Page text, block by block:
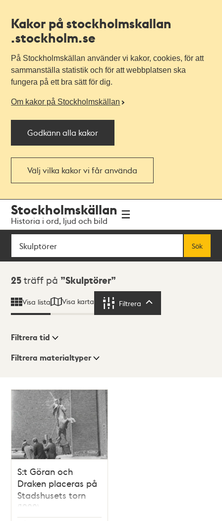
Kakor på stockholmskallan
.stockholm.se
På Stockholmskällan använder vi kakor, cookies, för att
sammanställa statistik och för att webbplatsen ska
fungera på ett bra sätt för dig.
Om kakor på Stockholmskällan
Godkänn alla kakor
Välj vilka kakor vi får använda
navigationen
huvudinnehållet
Stockholmskällan
Historia i ord, ljud och bild
Sök
Sök
Sökresultat
25 träff på Skulptörer
Visa lista Visa karta Filtrera
Visningsläge
ListaKarta
Filtrera tid
Filtrera materialtyper
träffar
S:t Göran och
Draken placeras på
Stadshusets torn
(1922)